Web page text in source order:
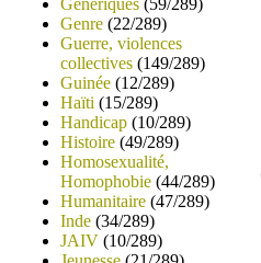
Génériques (59/289)
Genre (22/289)
Guerre, violences
collectives (149/289)
Guinée (12/289)
Haïti (15/289)
Handicap (10/289)
Histoire (49/289)
Homosexualité,
Homophobie (44/289)
Humanitaire (47/289)
Inde (34/289)
JAIV (10/289)